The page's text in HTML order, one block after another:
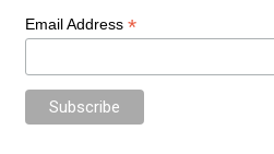
Email Address *